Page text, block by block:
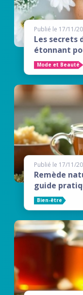
Publié le 17/11/
Les secrets
étonnant
Mode et Beauté
Publié le 17/11/
Remède
guide
Bien-être